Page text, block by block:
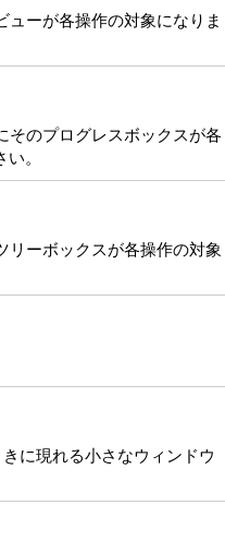
ーが各操作の対象になりま
そのプログレスボックスが各
。
リーボックスが各操作の対象
に現れる小さなウィンドウ